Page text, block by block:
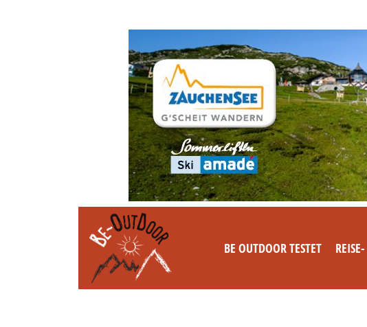
BE OUTDOOR TESTET